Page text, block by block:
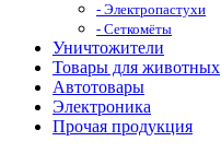
- Электропастухи
- Сеткомёты
Уничтожители
Товары для животных
Автотовары
Электроника
Прочая продукция